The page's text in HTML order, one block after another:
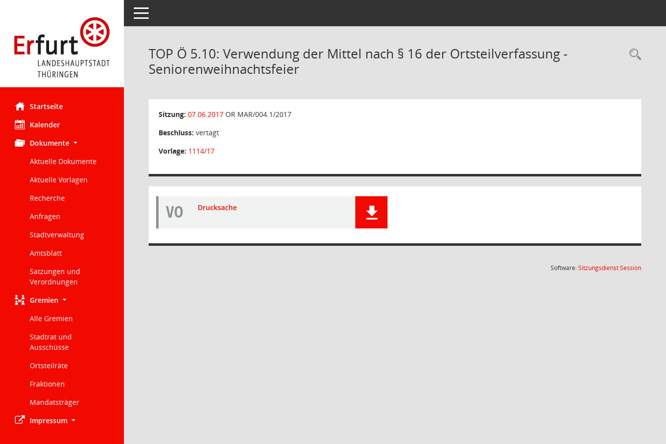
Startseite
Kalender
Dokumente
Aktuelle Dokumente
Aktuelle Vorlagen
Recherche
Anfragen
Stadtverwaltung
Amtsblatt
Satzungen und
Verordnungen
Gremien
Alle Gremien
Stadtrat und
Ausschüsse
Ortsteilräte
Fraktionen
Mandatsträger
Impressum
Toggle navigation
TOP Ö 5.10: Verwendung der Mittel nach § 16 der Ortsteilverfassung -
Seniorenweihnachtsfeier
Sitzung: 07.06.2017 OR MAR/004.1/2017
Beschluss: vertagt
Vorlage: 1114/17
VO Drucksache
Software:SitzungsdienstSession(Wird in